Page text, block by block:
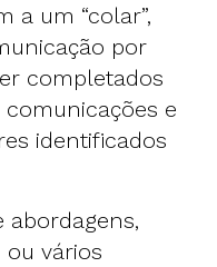
a um “colar”,
por
completados
e
identificados
abordagens,
vários